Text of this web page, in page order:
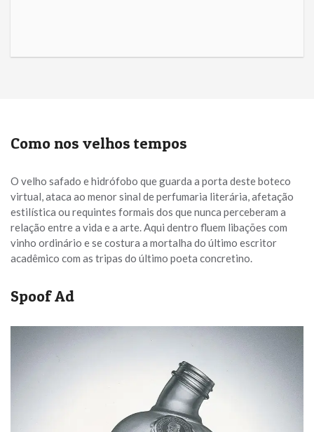
Como nos velhos tempos
O velho safado e hidrófobo que guarda a porta deste boteco
virtual, ataca ao menor sinal de perfumaria literária, afetação
estilística ou requintes formais dos que nunca perceberam a
relação entre a vida e a arte. Aqui dentro fluem libações com
vinho ordinário e se costura a mortalha do último escritor
acadêmico com as tripas do último poeta concretino.
Spoof Ad